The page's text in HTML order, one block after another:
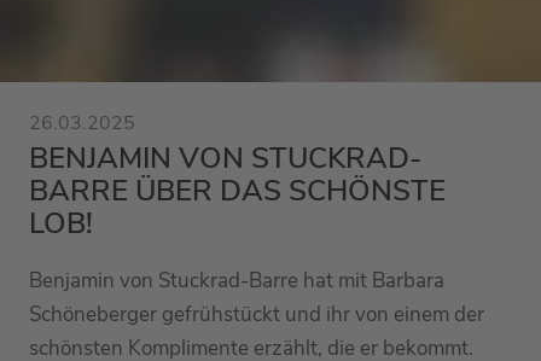
26.03.2025
BENJAMIN VON STUCKRAD-
BARRE ÜBER DAS SCHÖNSTE
LOB!
Benjamin von Stuckrad-Barre hat mit Barbara
Schöneberger gefrühstückt und ihr von einem der
schönsten Komplimente erzählt, die er bekommt.